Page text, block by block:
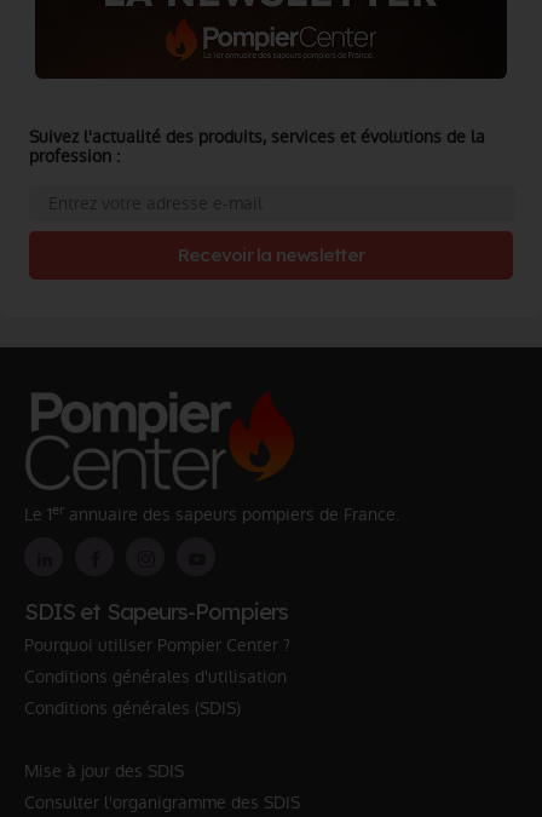
Suivez l'actualité des produits, services et évolutions de la
profession :
Recevoir la newsletter
Le 1er annuaire des sapeurs pompiers de France.
SDIS et Sapeurs-Pompiers
Pourquoi utiliser Pompier Center ?
Conditions générales d'utilisation
Conditions générales (SDIS)
Mise à jour des SDIS
Consulter l'organigramme des SDIS